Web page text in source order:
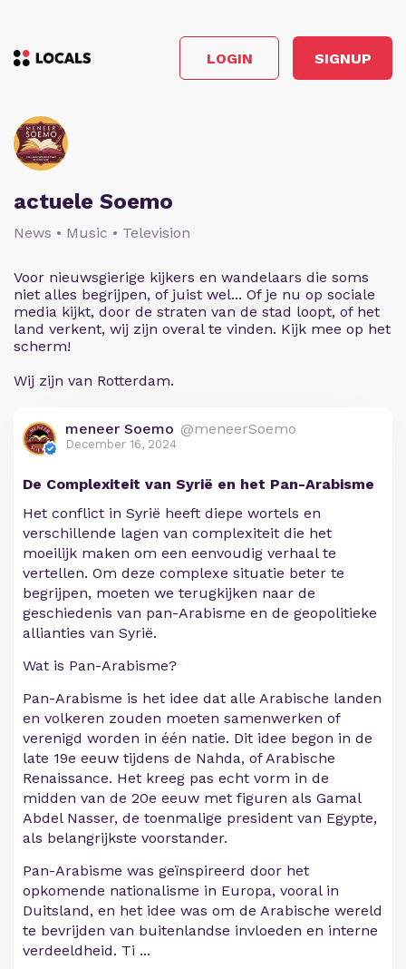
LOGIN SIGNUP
actuele Soemo
News • Music • Television
Voor nieuwsgierige kijkers en wandelaars die soms
niet alles begrijpen, of juist wel... Of je nu op sociale
media kijkt, door de straten van de stad loopt, of het
land verkent, wij zijn overal te vinden. Kijk mee op het
scherm!
Wij zijn van Rotterdam.
meneer Soemo @meneerSoemo
December 16, 2024
De Complexiteit van Syrië en het Pan-Arabisme
Het conflict in Syrië heeft diepe wortels en
verschillende lagen van complexiteit die het
moeilijk maken om een eenvoudig verhaal te
vertellen. Om deze complexe situatie beter te
begrijpen, moeten we terugkijken naar de
geschiedenis van pan-Arabisme en de geopolitieke
allianties van Syrië.
Wat is Pan-Arabisme?
Pan-Arabisme is het idee dat alle Arabische landen
en volkeren zouden moeten samenwerken of
verenigd worden in één natie. Dit idee begon in de
late 19e eeuw tijdens de Nahda, of Arabische
Renaissance. Het kreeg pas echt vorm in de
midden van de 20e eeuw met figuren als Gamal
Abdel Nasser, de toenmalige president van Egypte,
als belangrijkste voorstander.
Pan-Arabisme was geïnspireerd door het
opkomende nationalisme in Europa, vooral in
Duitsland, en het idee was om de Arabische wereld
te bevrijden van buitenlandse invloeden en interne
verdeeldheid. Ti ...